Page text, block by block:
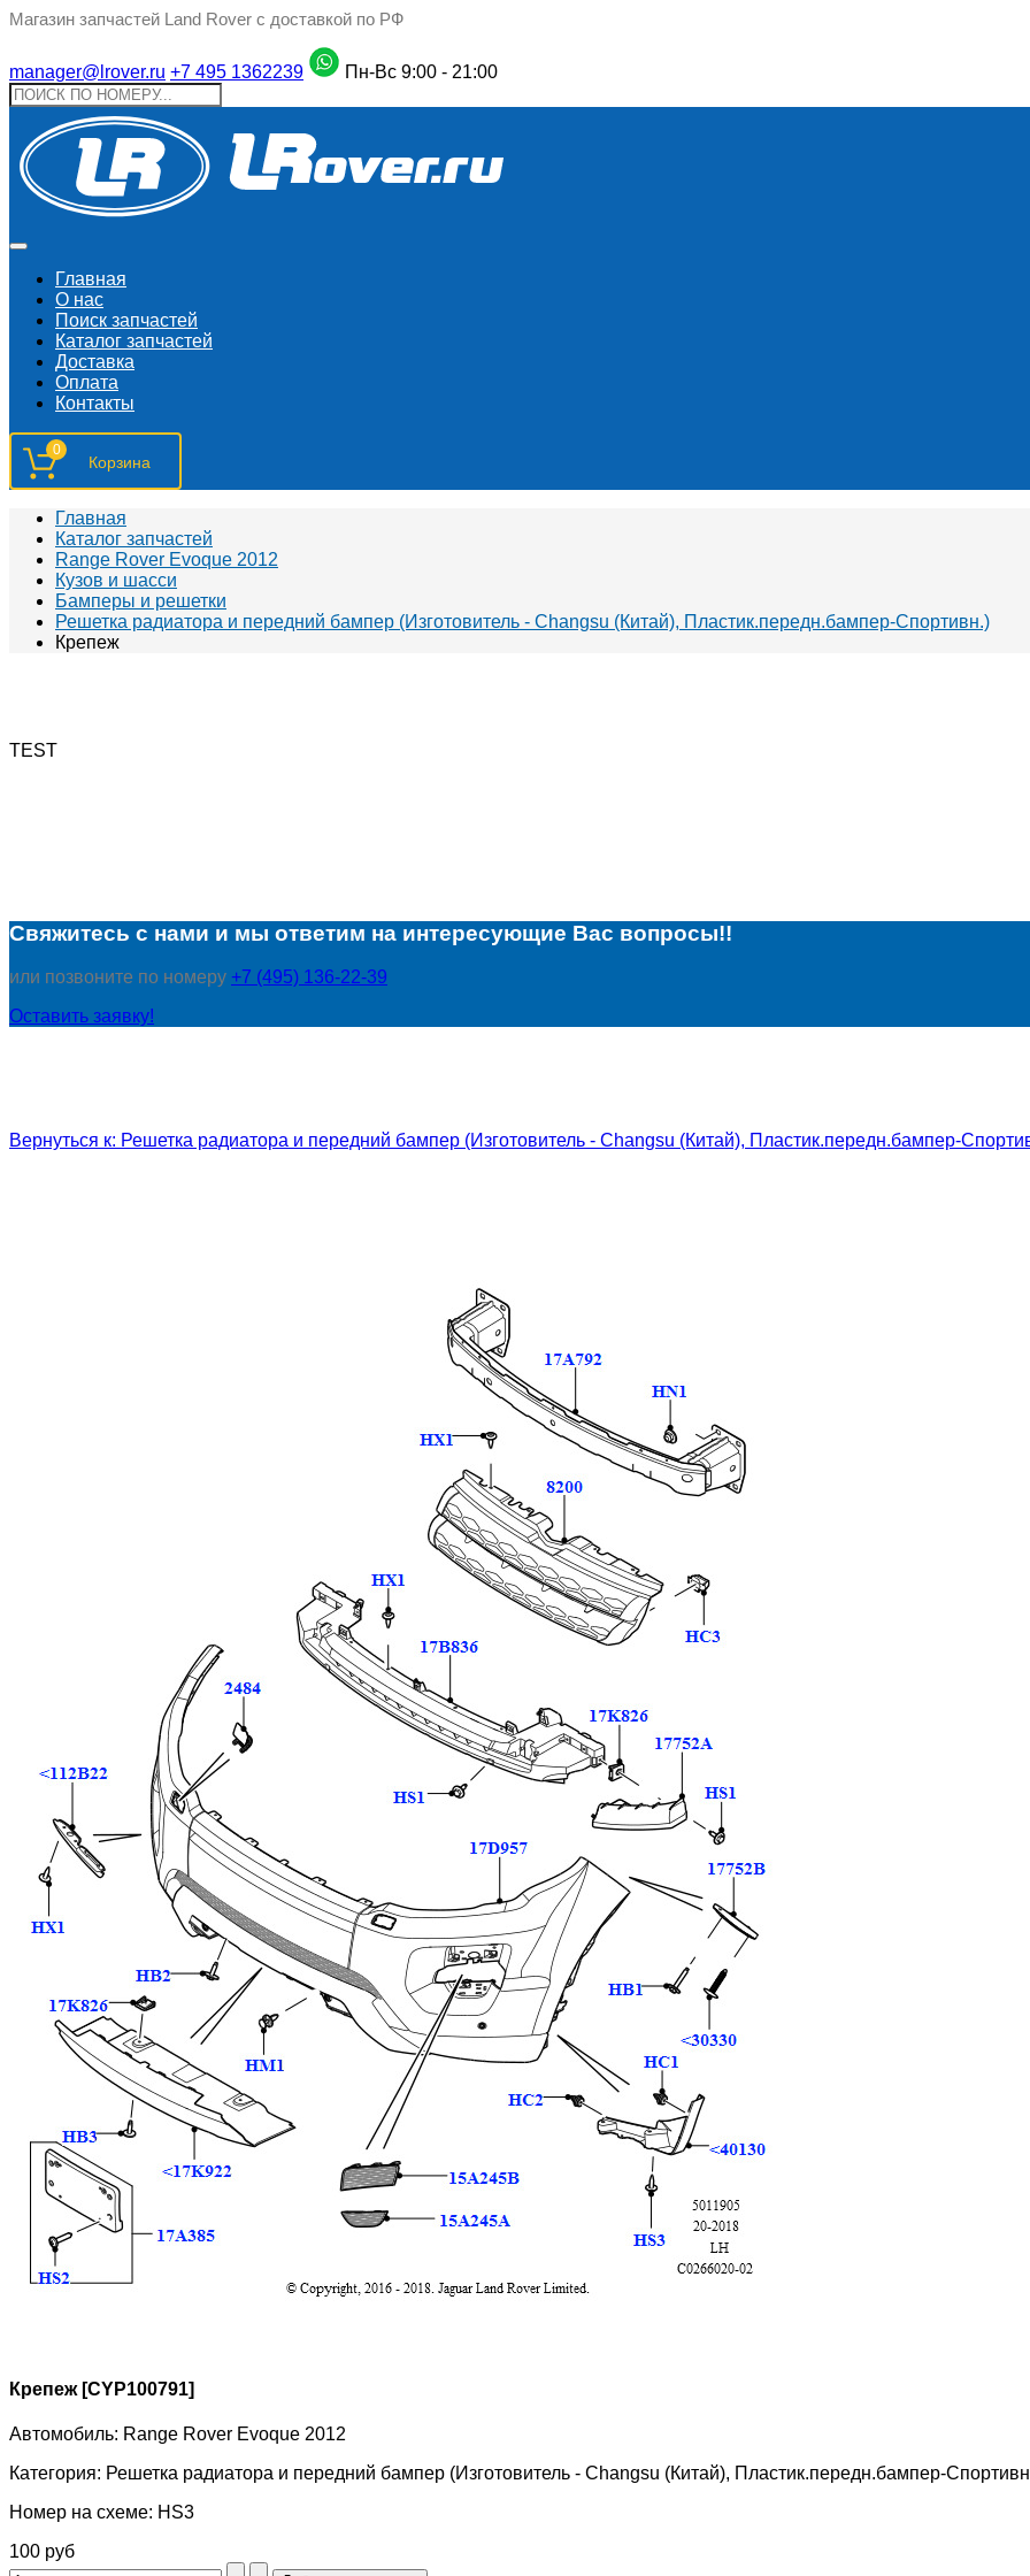
Магазин запчастей Land Rover с доставкой по РФ
manager@lrover.ru +7 495 1362239 Пн-Вс 9:00 - 21:00
Главная
О нас
Поиск запчастeй
Каталог запчастей
Доставка
Оплата
Контакты
0
Главная
Каталог запчастей
Range Rover Evoque 2012
Кузов и шасси
Бамперы и решетки
Решетка радиатора и передний бампер (Изготовитель - Changsu (Китай), Пластик.передн.бампер-Спортивн.)
Крепеж
TEST
Свяжитесь с нами и мы ответим на интересующие Вас вопросы!!
или позвоните по номеру +7 (495) 136-22-39
Оставить заявку!
Вернуться к: Решетка радиатора и передний бампер (Изготовитель - Changsu (Китай), Пластик.передн.бампер-
Крепеж [CYP100791]
Автомобиль: Range Rover Evoque 2012
Категория: Решетка радиатора и передний бампер (Изготовитель - Changsu (Китай), Пластик.передн.бампер-
Номер на схеме: HS3
100 руб